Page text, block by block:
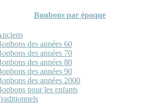
Bonbons par époque
des années 60
des années 70
des années 80
des années 90
des années 2000
pour les enfants